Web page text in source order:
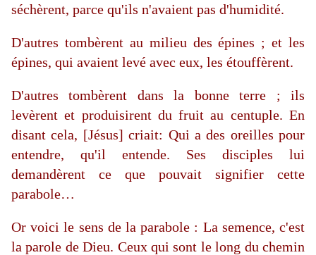
séchèrent, parce qu'ils n'avaient pas d'humidité.
D'autres tombèrent au milieu des épines ; et les
épines, qui avaient levé avec eux, les étouffèrent.
D'autres tombèrent dans la bonne terre ; ils
levèrent et produisirent du fruit au centuple. En
disant cela, [Jésus] criait: Qui a des oreilles pour
entendre, qu'il entende. Ses disciples lui
demandèrent ce que pouvait signifier cette
parabole…
Or voici le sens de la parabole : La semence, c'est
la parole de Dieu. Ceux qui sont le long du chemin